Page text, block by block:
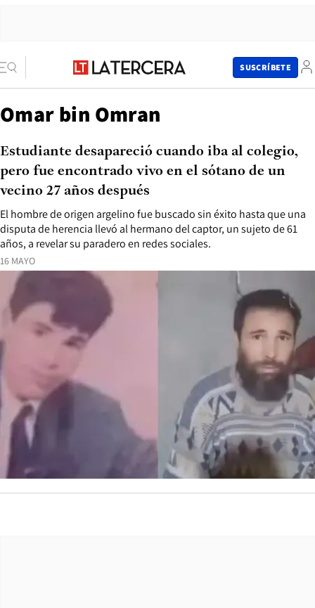
SUSCRÍBETE
Omar bin Omran
16 MAYO
El hombre de origen argelino fue buscado sin éxito hasta que una
disputa de herencia llevó al hermano del captor, un sujeto de 61
años, a revelar su paradero en redes sociales.
Estudiante desapareció cuando iba al colegio,
pero fue encontrado vivo en el sótano de un
vecino 27 años después